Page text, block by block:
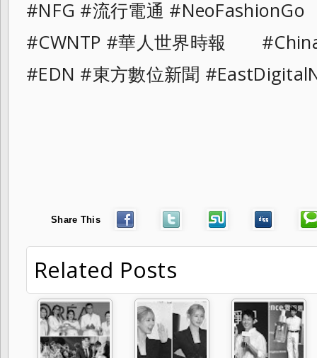
#NFG #流行電通 #NeoFashionGo
#CWNTP #華人世界時報
#EDN #東方數位新聞
Share This
Related Posts